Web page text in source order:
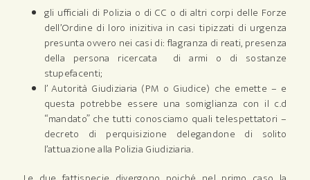
gli ufficiali di Polizia o di CC o di altri corpi delle Forze
dell’Ordine di loro inizitiva in casi tipizzati di urgenza
presunta ovvero nei casi di: flagranza di reati, presenza
della persona ricercata di armi o di sostanze
stupefacenti;
l’ Autorità Giudiziaria (PM o Giudice) che emette – e
questa potrebbe essere una somiglianza con il c.d
“mandato” che tutti conosciamo quali telespettatori –
decreto di perquisizione delegandone di solito
l’attuazione alla Polizia Giudiziaria.